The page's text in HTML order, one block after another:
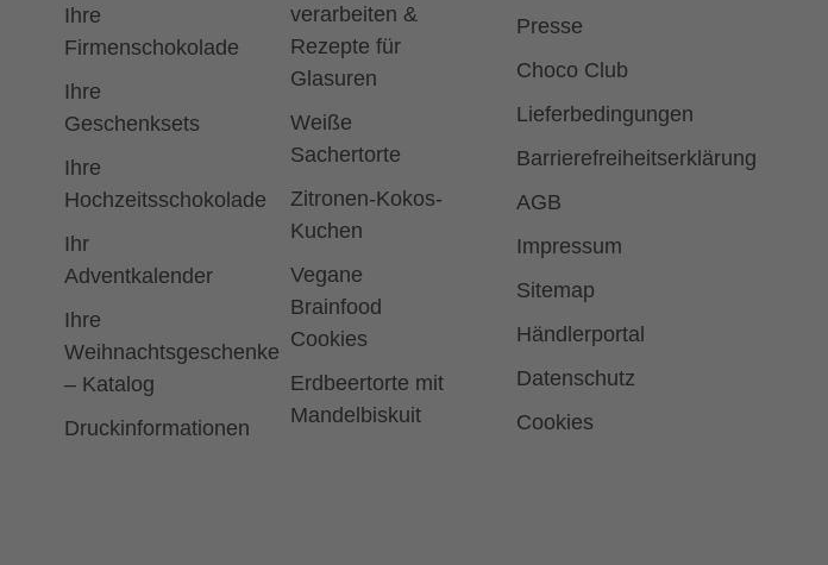
Ihre
Firmenschokolade
Ihre
Geschenksets
Ihre
Hochzeitsschokolade
Ihr
Adventkalender
Ihre
Weihnachtsgeschenke
– Katalog
Druckinformationen
verarbeiten &
Rezepte für
Glasuren
Weiße
Sachertorte
Zitronen-Kokos-
Kuchen
Vegane
Brainfood
Cookies
Erdbeertorte mit
Mandelbiskuit
Presse
Choco Club
Lieferbedingungen
Barrierefreiheitserklärung
AGB
Impressum
Sitemap
Händlerportal
Datenschutz
Cookies